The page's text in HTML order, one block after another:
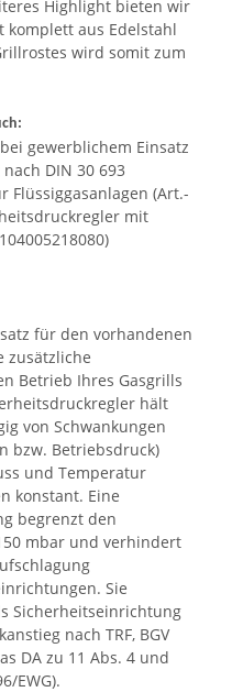
Highlight bieten wir
komplett aus Edelstahl
wird somit zum
bei gewerblichem Einsatz
DIN 30 693
Flüssiggasanlagen (Art.-
mit
für den vorhandenen
zusätzliche
Betrieb Ihres Gasgrills
hält
von Schwankungen
bzw. Betriebsdruck)
und Temperatur
konstant. Eine
begrenzt den
mbar und verhindert
Sie
Sicherheitseinrichtung
nach TRF, BGV
DA zu 11 Abs. 4 und
EWG).